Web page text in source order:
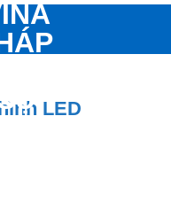
LED